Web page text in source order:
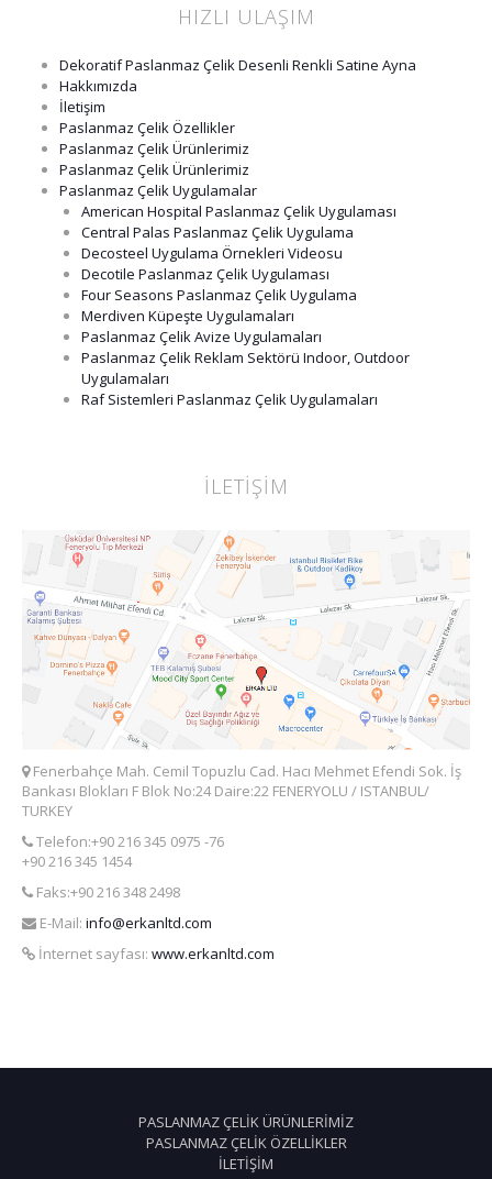
HIZLI ULAŞIM
Dekoratif Paslanmaz Çelik Desenli Renkli Satine Ayna
Hakkımızda
İletişim
Paslanmaz Çelik Özellikler
Paslanmaz Çelik Ürünlerimiz
Paslanmaz Çelik Ürünlerimiz
Paslanmaz Çelik Uygulamalar
American Hospital Paslanmaz Çelik Uygulaması
Central Palas Paslanmaz Çelik Uygulama
Decosteel Uygulama Örnekleri Videosu
Decotile Paslanmaz Çelik Uygulaması
Four Seasons Paslanmaz Çelik Uygulama
Merdiven Küpeşte Uygulamaları
Paslanmaz Çelik Avize Uygulamaları
Paslanmaz Çelik Reklam Sektörü Indoor, Outdoor
Uygulamaları
Raf Sistemleri Paslanmaz Çelik Uygulamaları
İLETİŞİM
Fenerbahçe Mah. Cemil Topuzlu Cad. Hacı Mehmet Efendi Sok. İş
Bankası Blokları F Blok No:24 Daire:22 FENERYOLU / ISTANBUL/
TURKEY
Telefon:+90 216 345 0975 -76
+90 216 345 1454
Faks:+90 216 348 2498
E-Mail: info@erkanltd.com
İnternet sayfası: www.erkanltd.com
PASLANMAZ ÇELIK ÜRÜNLERIMIZ
PASLANMAZ ÇELIK ÖZELLIKLER
İLETIŞIM